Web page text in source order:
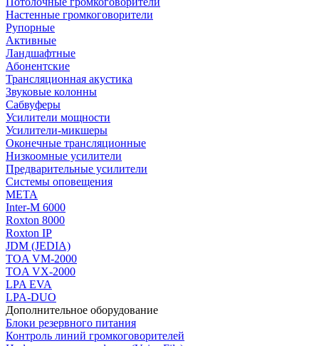
Настенные громкоговорители
Рупорные
Активные
Ландшафтные
Абонентские
Трансляционная акустика
Звуковые колонны
Сабвуферы
Усилители мощности
Усилители-микшеры
Оконечные трансляционные
Низкоомные усилители
Предварительные усилители
Системы оповещения
МЕТА
Inter-M 6000
Roxton 8000
Roxton IP
JDM (JEDIA)
TOA VM-2000
TOA VX-2000
LPA EVA
LPA-DUO
Дополнительное оборудование
Блоки резервного питания
Контроль линий громкоговорителей